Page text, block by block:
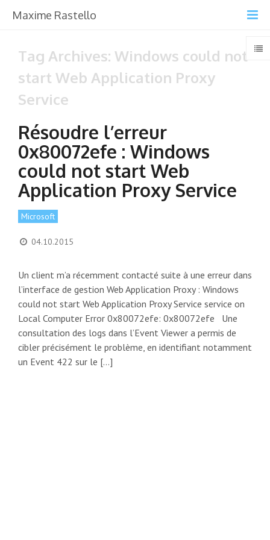
Maxime Rastello
Tag Archives: Windows could not
start Web Application Proxy
Service
Résoudre l’erreur
0x80072efe : Windows
could not start Web
Application Proxy Service
Microsoft
04.10.2015
Un client m’a récemment contacté suite à une erreur dans
l’interface de gestion Web Application Proxy : Windows
could not start Web Application Proxy Service service on
Local Computer Error 0x80072efe: 0x80072efe Une
consultation des logs dans l’Event Viewer a permis de
cibler précisément le problème, en identifiant notamment
un Event 422 sur le […]